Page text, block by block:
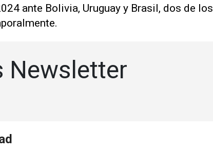
ante Bolivia, Uruguay y ‌Brasil, dos de los